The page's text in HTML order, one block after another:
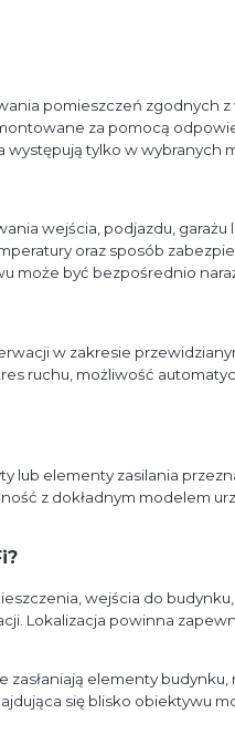
pomieszczeń zgodnych
za pomocą
tylko w wybranych
wejścia, podjazdu,
oraz sposób
może być bezpośrednio
w zakresie
ruchu, możliwość
lub elementy zasilania
z dokładnym modelem
wejścia do
Lokalizacja powinna
elementy budynku,
się blisko obiektywu